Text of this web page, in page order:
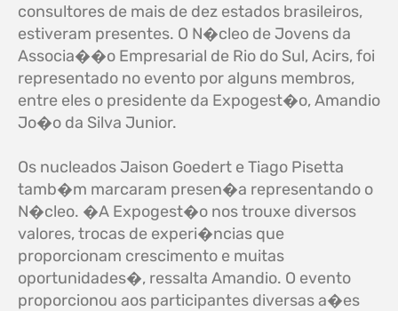
consultores de mais de dez estados brasileiros,
estiveram presentes. O N�cleo de Jovens da
Associa��o Empresarial de Rio do Sul, Acirs, foi
representado no evento por alguns membros,
entre eles o presidente da Expogest�o, Amandio
Jo�o da Silva Junior.
Os nucleados Jaison Goedert e Tiago Pisetta
tamb�m marcaram presen�a representando o
N�cleo. �A Expogest�o nos trouxe diversos
valores, trocas de experi�ncias que
proporcionam crescimento e muitas
oportunidades�, ressalta Amandio. O evento
proporcionou aos participantes diversas a�es